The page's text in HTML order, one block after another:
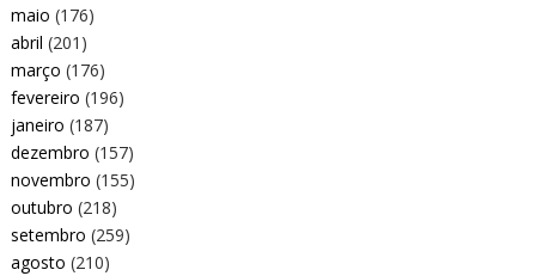
maio (176)
abril (201)
março (176)
fevereiro (196)
janeiro (187)
dezembro (157)
novembro (155)
outubro (218)
setembro (259)
agosto (210)